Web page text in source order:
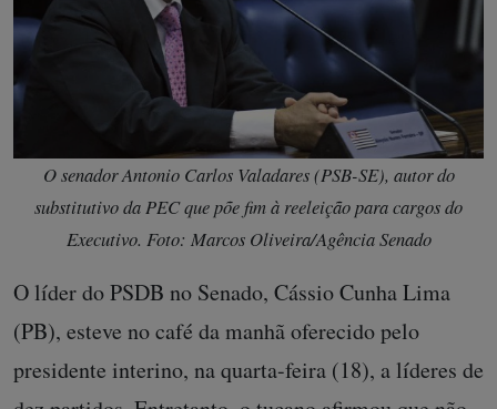
O senador Antonio Carlos Valadares (PSB-SE), autor do
substitutivo da PEC que põe fim à reeleição para cargos do
Executivo. Foto: Marcos Oliveira/Agência Senado
O líder do PSDB no Senado, Cássio Cunha Lima
(PB), esteve no café da manhã oferecido pelo
presidente interino, na quarta-feira (18), a líderes de